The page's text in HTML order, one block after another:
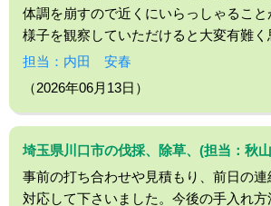
体調を崩すので近くにいらっしゃること
様子を観察していただけると大変有難く
担当：内田 安春
（2026年06月13日）
埼玉県川口市の伐採、除草、(担当：秋
事前の打ち合わせや見積もり、前日の連
対応して下さいました。今後の手入れ方